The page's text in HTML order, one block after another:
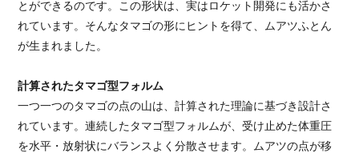
とができるのです。この形状は、実はロケット開発にも活かさ
れています。そんなタマゴの形にヒントを得て、ムアツふとん
が生まれました。
計算されたタマゴ型フォルム
一つ一つのタマゴの点の山は、計算された理論に基づき設計さ
れています。連続したタマゴ型フォルムが、受け止めた体重圧
を水平・放射状にバランスよく分散させます。ムアツの点が移